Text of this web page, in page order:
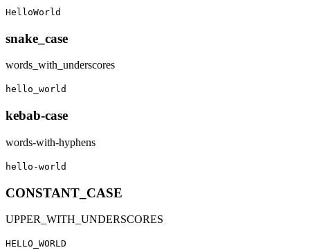
HelloWorld
snake_case
words_with_underscores
hello_world
kebab-case
words-with-hyphens
hello-world
CONSTANT_CASE
UPPER_WITH_UNDERSCORES
HELLO_WORLD